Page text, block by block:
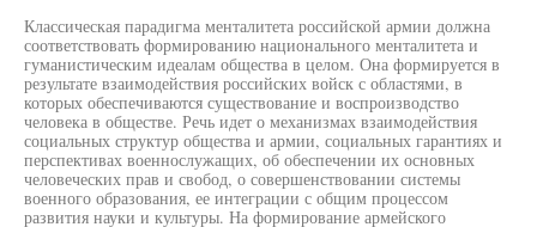
Классическая парадигма менталитета российской армии должна
соответствовать формированию национального менталитета и
гуманистическим идеалам общества в целом. Она формируется в
результате взаимодействия российских войск с областями, в
которых обеспечиваются существование и воспроизводство
человека в обществе. Речь идет о механизмах взаимодействия
социальных структур общества и армии, социальных гарантиях и
перспективах военнослужащих, об обеспечении их основных
человеческих прав и свобод, о совершенствовании системы
военного образования, ее интеграции с общим процессом
развития науки и культуры. На формирование армейского